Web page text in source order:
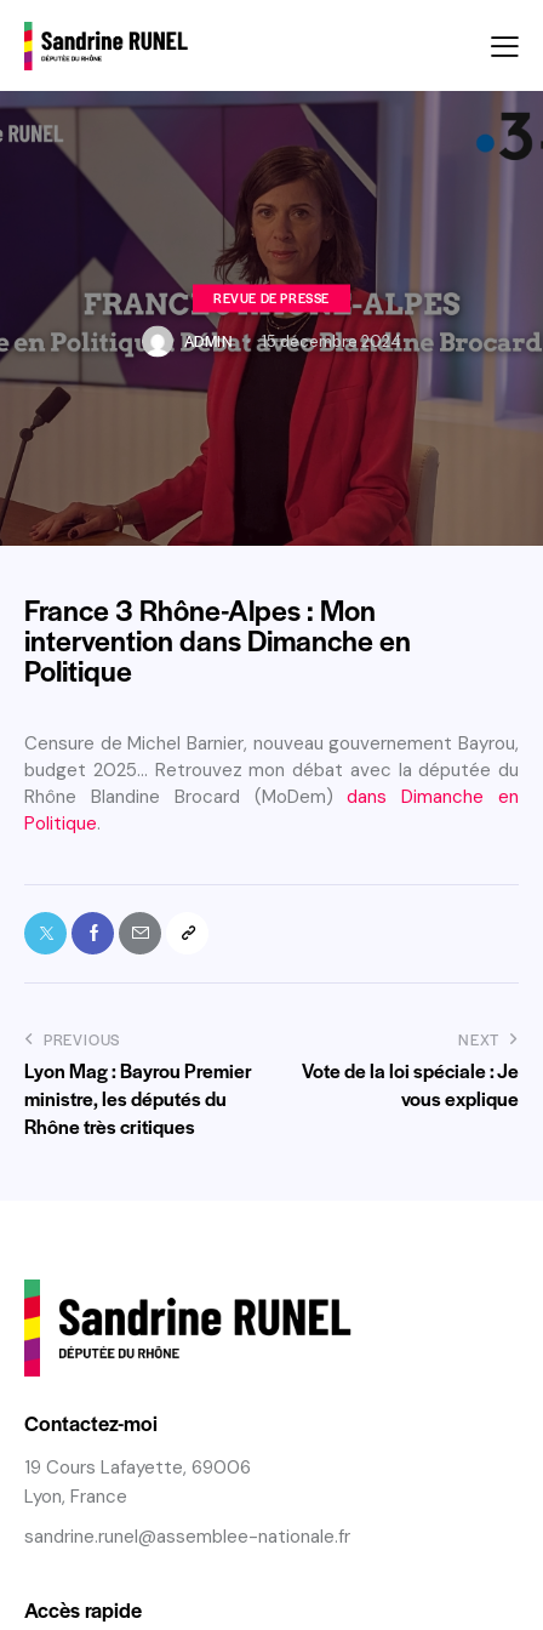
REVUE DE PRESSE
ADMIN 15 décembre 2024
France 3 Rhône-Alpes : Mon
intervention dans Dimanche en
Politique
Censure de Michel Barnier, nouveau gouvernement Bayrou,
budget 2025… Retrouvez mon débat avec la députée du
Rhône Blandine Brocard (MoDem)dans Dimanche en
Politique.
PREVIOUS
Lyon Mag : Bayrou Premier
ministre, les députés du
Rhône très critiques
NEXT
Vote de la loi spéciale : Je
vous explique
Contactez-moi
19 Cours Lafayette, 69006
Lyon, France
sandrine.runel@assemblee-nationale.fr
Accès rapide